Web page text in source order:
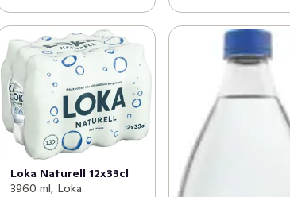
Loka Naturell 12x33cl
3960 ml, Loka